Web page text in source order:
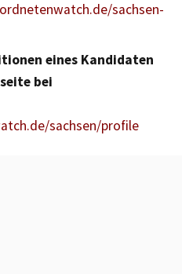
sachsen-
eines Kandidaten
bei
sachsen/profile